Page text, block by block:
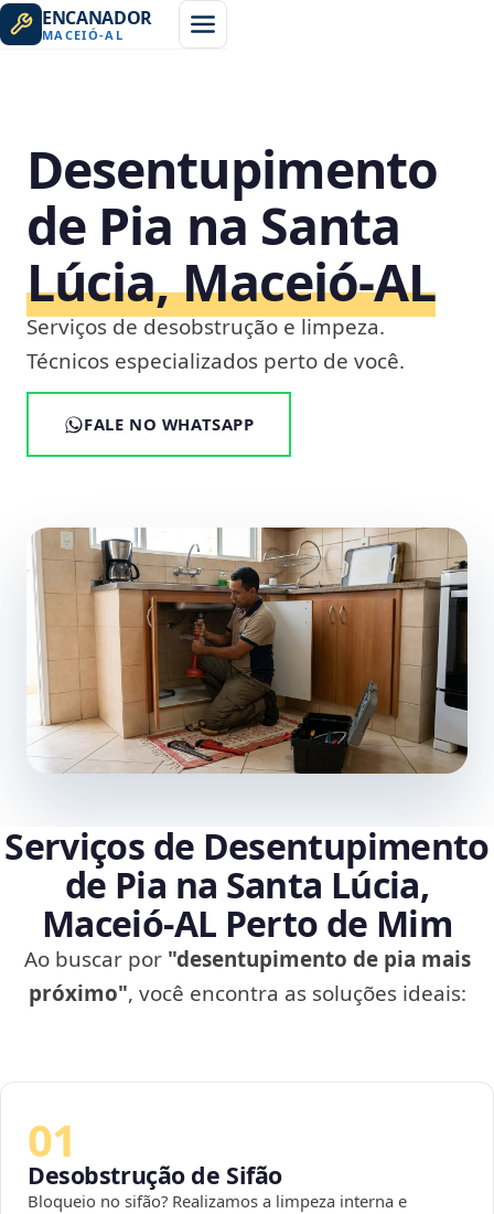
ENCANADOR
MACEIÓ-AL
Desentupimento
de Pia na Santa
Lúcia, Maceió‑AL
Serviços de desobstrução e limpeza.
Técnicos especializados perto de você.
FALE NO WHATSAPP
Serviços de Desentupimento
de Pia na Santa Lúcia,
Maceió‑AL Perto de Mim
Ao buscar por "desentupimento de pia mais
próximo", você encontra as soluções ideais:
01
Desobstrução de Sifão
Bloqueio no sifão? Realizamos a limpeza interna e